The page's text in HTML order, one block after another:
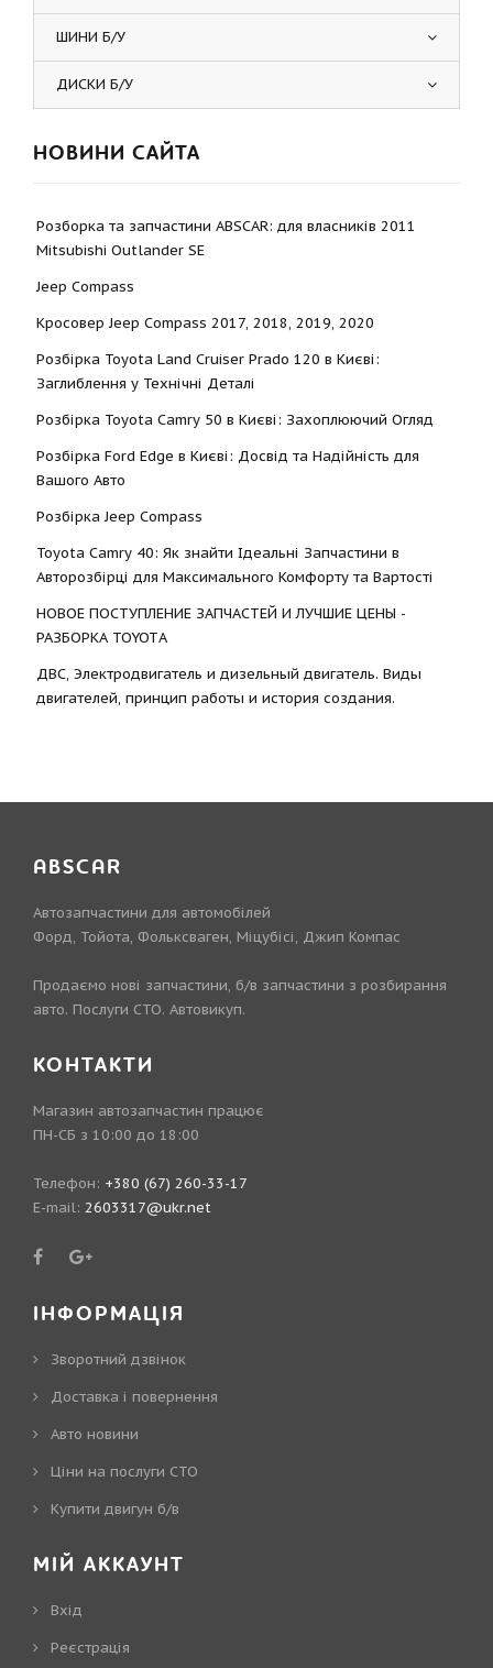
ШИНИ Б/У
ДИСКИ Б/У
НОВИНИ САЙТА
Розборка та запчастини ABSCAR: для власників 2011
Mitsubishi Outlander SE
Jeep Compass
Кросовер Jeep Compass 2017, 2018, 2019, 2020
Розбірка Toyota Land Cruiser Prado 120 в Києві:
Заглиблення у Технічні Деталі
Розбірка Toyota Camry 50 в Києві: Захоплюючий Огляд
Розбірка Ford Edge в Києві: Досвід та Надійність для
Вашого Авто
Розбірка Jeep Compass
Toyota Camry 40: Як знайти Ідеальні Запчастини в
Авторозбірці для Максимального Комфорту та Вартості
НОВОЕ ПОСТУПЛЕНИЕ ЗАПЧАСТЕЙ И ЛУЧШИЕ ЦЕНЫ -
РАЗБОРКА TOYOTА
ДВС, Электродвигатель и дизельный двигатель. Виды
двигателей, принцип работы и история создания.
ABSCAR
Автозапчастини для автомобілей
Форд, Тойота, Фольксваген, Міцубісі, Джип Компас
Продаємо нові запчастини, б/в запчастини з розбирання
авто. Послуги СТО. Автовикуп.
КОНТАКТИ
Магазин автозапчастин працює
ПН-СБ з 10:00 до 18:00
Телефон: +380 (67) 260-33-17
E-mail: 2603317@ukr.net
ІНФОРМАЦІЯ
Зворотний дзвінок
Доставка і повернення
Авто новини
Ціни на послуги СТО
Купити двигун б/в
МІЙ АККАУНТ
Вхід
Реєстрація